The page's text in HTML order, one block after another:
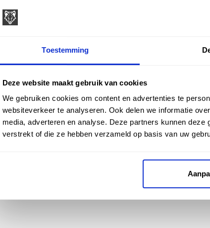
Toestemming
Deze website maakt gebruik van cookies
We gebruiken cookies om content en advertenties te
websiteverkeer te analyseren. Ook delen we informatie
media, adverteren en analyse. Deze partners kunnen
verstrekt of die ze hebben verzameld op basis van uw
KENNIS EN HULP
Klantenservice
Veelgestelde vragen
2026